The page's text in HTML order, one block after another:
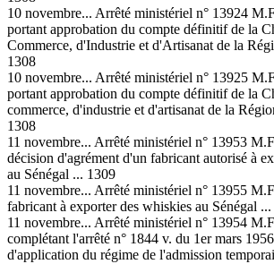
10 novembre... Arrêté ministériel n° 13924
portant approbation du compte définitif de la
Commerce, d'Industrie et d'Artisanat de la
1308
10 novembre... Arrêté ministériel n° 13925
portant approbation du compte définitif de la
commerce, d'industrie et d'artisanat de la
1308
11 novembre... Arrêté ministériel n° 13953
décision d'agrément d'un fabricant autorisé à
au Sénégal ... 1309
11 novembre... Arrêté ministériel n° 13955
fabricant à exporter des whiskies au Sénégal
11 novembre... Arrêté ministériel n° 13954
complétant l'arrêté n° 1844 v. du 1er mars
d'application du régime de l'admission